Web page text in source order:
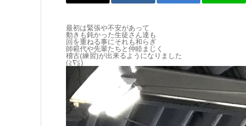
最初は緊張や不安があって
動きも鈍かった生徒さん達も
回を重ねる事にそれも和らぎ
師範代や先輩たちと仲睦まじく
稽古(練習)が出来るようになりました
(≧∇≦)